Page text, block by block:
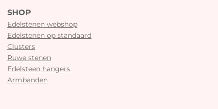
SHOP
Edelstenen webshop
Edelstenen op standaard
Clusters
Ruwe stenen
Edelsteen hangers
Armbanden